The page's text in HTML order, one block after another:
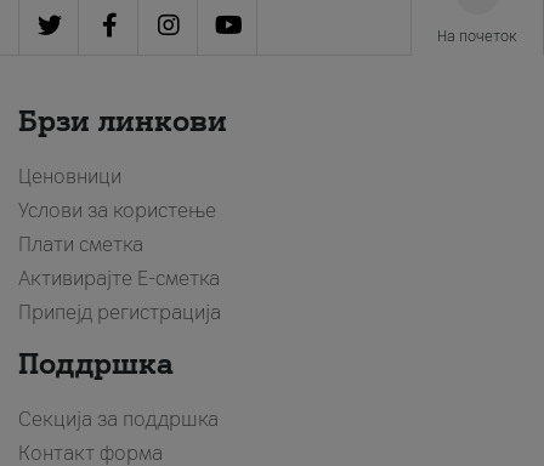
На почеток
Брзи линкови
Ценовници
Услови за користење
Плати сметка
Активирајте Е-сметка
Припејд регистрација
Поддршка
Секција за поддршка
Контакт форма